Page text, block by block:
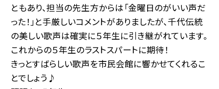
ともあり、担当の先生方からは「金曜日のがいい声だ
った！」と手厳しいコメントがありましたが、千代伝統
の美しい歌声は確実に５年生に引き継がれています。
これからの５年生のラストスパートに期待！
きっとすばらしい歌声を市民会館に響かせてくれるこ
とでしょう♪